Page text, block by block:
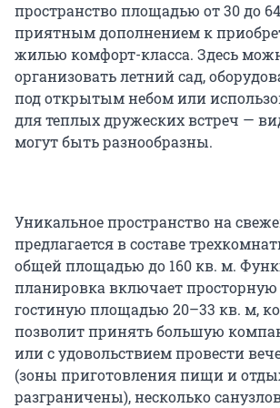
пространство площадью от 30 до
приятным дополнением к
жилью комфорт-класса. Здесь
организовать летний сад,
под открытым небом или
для теплых дружеских встреч —
могут быть разнообразны.
Уникальное пространство на
предлагается в составе
общей площадью до 160 кв. м.
планировка включает
гостиную площадью 20–33 кв. м,
позволит принять большую
или с удовольствием провести
(зоны приготовления пищи и
разграничены), несколько